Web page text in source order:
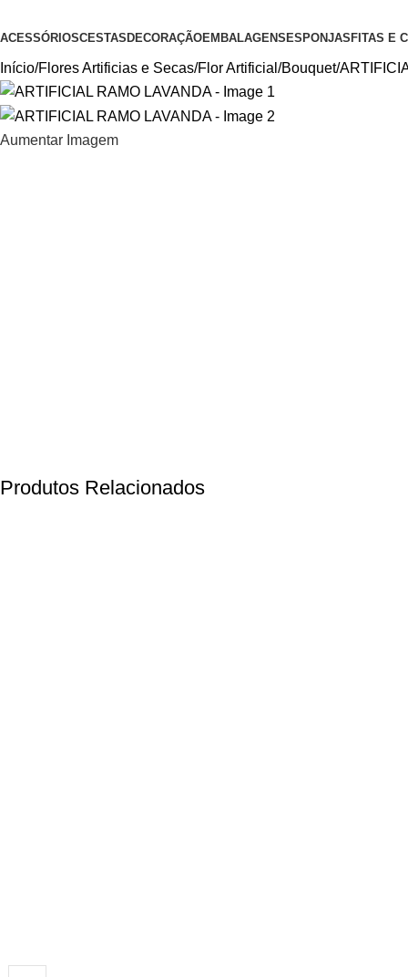
ACESSÓRIOSCESTASDECORAÇÃOEMBALAGENSESPONJASFITAS E
Início Flores Artificias e Secas Flor Artificial Bouquet
Aumentar Imagem
Produtos Relacionados